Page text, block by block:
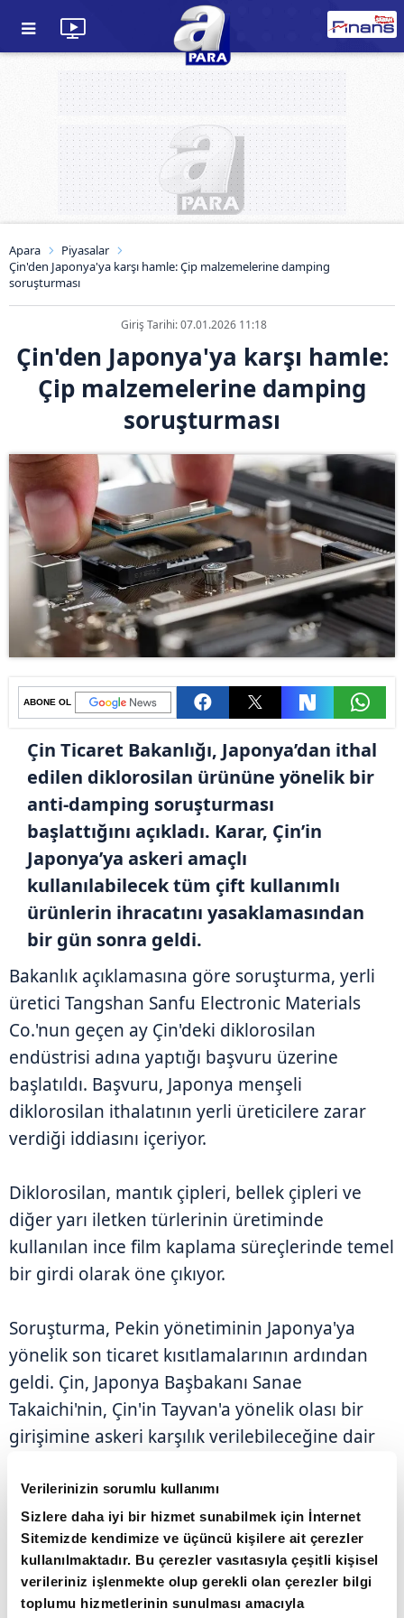
Verilerinizin sorumlu kullanımı
Sizlere daha iyi bir hizmet sunabilmek için İnternet
Sitemizde kendimize ve üçüncü kişilere ait çerezler
kullanılmaktadır. Bu çerezler vasıtasıyla çeşitli kişisel
verileriniz işlenmekte olup gerekli olan çerezler bilgi
toplumu hizmetlerinin sunulması amacıyla
Apara
Piyasalar
Çin'den Japonya'ya karşı hamle: Çip malzemelerine damping
soruşturması
Giriş Tarihi: 07.01.2026 11:18
Çin'den Japonya'ya karşı hamle:
Çip malzemelerine damping
soruşturması
ABONE OL
Çin Ticaret Bakanlığı, Japonya’dan ithal
edilen diklorosilan ürününe yönelik bir
anti-damping soruşturması
başlattığını açıkladı. Karar, Çin’in
Japonya’ya askeri amaçlı
kullanılabilecek tüm çift kullanımlı
ürünlerin ihracatını yasaklamasından
bir gün sonra geldi.
Bakanlık açıklamasına göre soruşturma, yerli
üretici Tangshan Sanfu Electronic Materials
Co.'nun geçen ay Çin'deki diklorosilan
endüstrisi adına yaptığı başvuru üzerine
başlatıldı. Başvuru, Japonya menşeli
diklorosilan ithalatının yerli üreticilere zarar
verdiği iddiasını içeriyor.
Diklorosilan, mantık çipleri, bellek çipleri ve
diğer yarı iletken türlerinin üretiminde
kullanılan ince film kaplama süreçlerinde temel
bir girdi olarak öne çıkıyor.
Soruşturma, Pekin yönetiminin Japonya'ya
yönelik son ticaret kısıtlamalarının ardından
geldi. Çin, Japonya Başbakanı Sanae
Takaichi'nin, Çin'in Tayvan'a yönelik olası bir
girişimine askeri karşılık verilebileceğine dair
askeri son kullanım amacı taşıyan tüm çift
kullanımlı ürünlerin ihracatını yasaklama kararı
almıştı.